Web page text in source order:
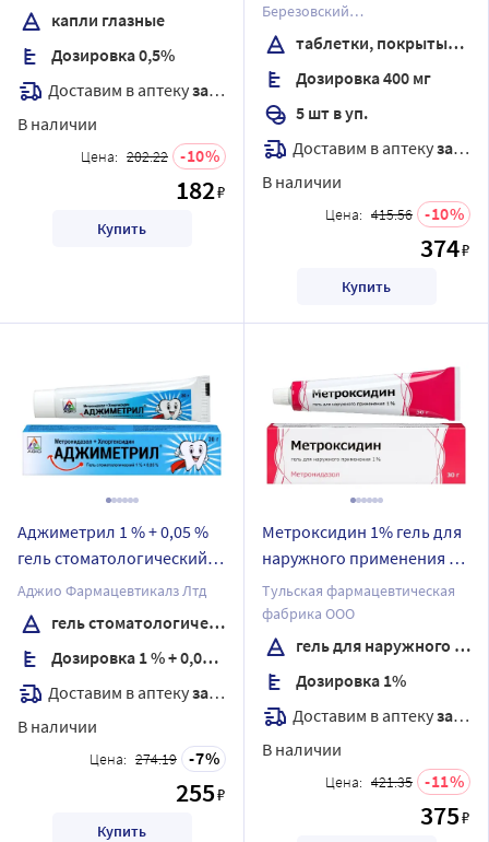
капли глазные
Дозировка 0,5%
Доставим в аптекузавтра
В наличии
Цена: 202.22 10
182₽
Купить
Березовский
фармацевтический завод, ЗАО
таблетки, покрытые пленочной оболочкой
Дозировка 400 мг
5 шт в уп.
Доставим в аптекузавтра
В наличии
Цена: 415.56 10
374₽
Купить
Аджиметрил 1 % + 0,05 %
гель стоматологический
20 гр
Аджио Фармацевтикалз Лтд
гель стоматологический
Дозировка 1 % + 0,05 %
Доставим в аптекузавтра
В наличии
Цена: 274.19 7
255₽
Купить
Метроксидин 1% гель для
наружного применения 30
гр
Тульская фармацевтическая
фабрика ООО
гель для наружного применения
Дозировка 1%
Доставим в аптекузавтра
В наличии
Цена: 421.35 11
375₽